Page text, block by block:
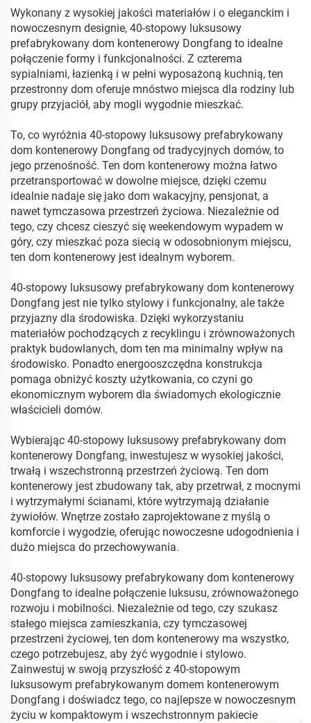
Wykonany z wysokiej jakości materiałów i o eleganckim i
nowoczesnym designie, 40-stopowy luksusowy
prefabrykowany dom kontenerowy Dongfang to idealne
połączenie formy i funkcjonalności. Z czterema
sypialniami, łazienką i w pełni wyposażoną kuchnią, ten
przestronny dom oferuje mnóstwo miejsca dla rodziny lub
grupy przyjaciół, aby mogli wygodnie mieszkać.
To, co wyróżnia 40-stopowy luksusowy prefabrykowany
dom kontenerowy Dongfang od tradycyjnych domów, to
jego przenośność. Ten dom kontenerowy można łatwo
przetransportować w dowolne miejsce, dzięki czemu
idealnie nadaje się jako dom wakacyjny, pensjonat, a
nawet tymczasowa przestrzeń życiowa. Niezależnie od
tego, czy chcesz cieszyć się weekendowym wypadem w
góry, czy mieszkać poza siecią w odosobnionym miejscu,
ten dom kontenerowy jest idealnym wyborem.
40-stopowy luksusowy prefabrykowany dom kontenerowy
Dongfang jest nie tylko stylowy i funkcjonalny, ale także
przyjazny dla środowiska. Dzięki wykorzystaniu
materiałów pochodzących z recyklingu i zrównoważonych
praktyk budowlanych, dom ten ma minimalny wpływ na
środowisko. Ponadto energooszczędna konstrukcja
pomaga obniżyć koszty użytkowania, co czyni go
ekonomicznym wyborem dla świadomych ekologicznie
właścicieli domów.
Wybierając 40-stopowy luksusowy prefabrykowany dom
kontenerowy Dongfang, inwestujesz w wysokiej jakości,
trwałą i wszechstronną przestrzeń życiową. Ten dom
kontenerowy jest zbudowany tak, aby przetrwał, z mocnymi
i wytrzymałymi ścianami, które wytrzymają działanie
żywiołów. Wnętrze zostało zaprojektowane z myślą o
komforcie i wygodzie, oferując nowoczesne udogodnienia i
dużo miejsca do przechowywania.
40-stopowy luksusowy prefabrykowany dom kontenerowy
Dongfang to idealne połączenie luksusu, zrównoważonego
rozwoju i mobilności. Niezależnie od tego, czy szukasz
stałego miejsca zamieszkania, czy tymczasowej
przestrzeni życiowej, ten dom kontenerowy ma wszystko,
czego potrzebujesz, aby żyć wygodnie i stylowo.
Zainwestuj w swoją przyszłość z 40-stopowym
luksusowym prefabrykowanym domem kontenerowym
Dongfang i doświadcz tego, co najlepsze w nowoczesnym
życiu w kompaktowym i wszechstronnym pakiecie